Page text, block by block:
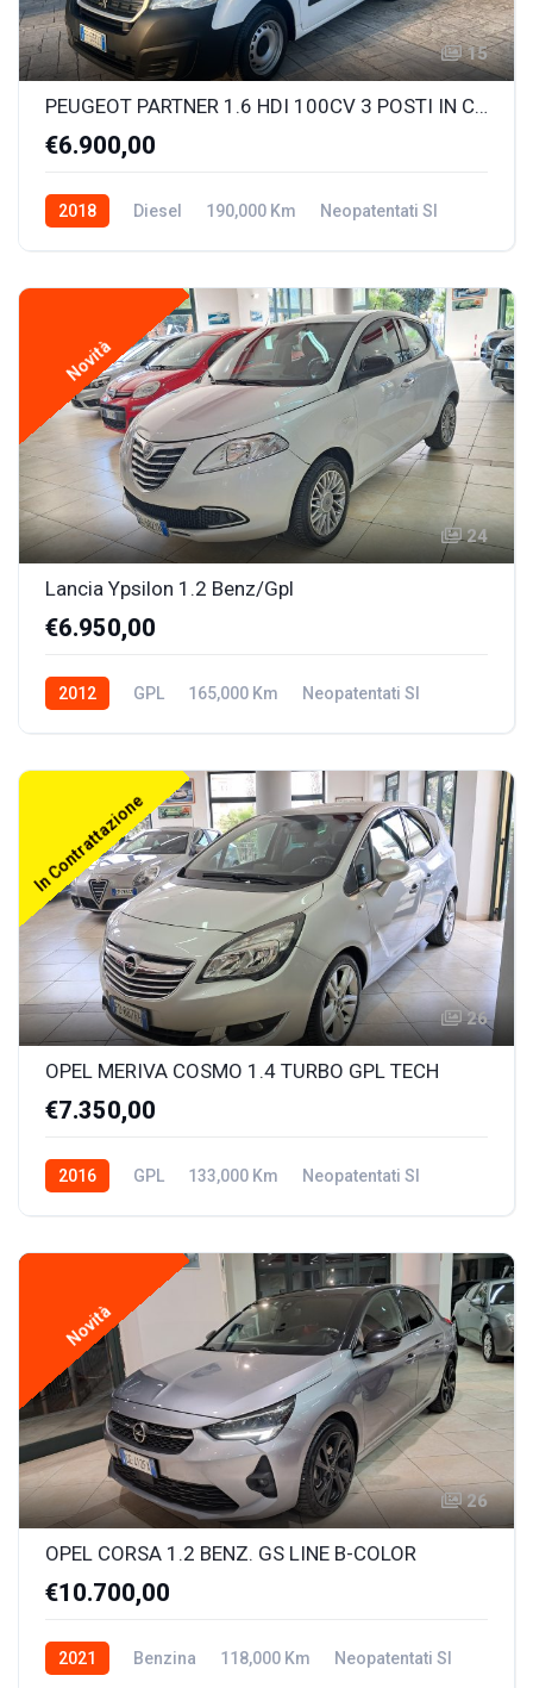
15
PEUGEOT PARTNER 1.6 HDI 100CV 3 POSTI IN CABINA
€6.900,00
2018 Diesel 190,000 Km Neopatentati SI
Novità
24
Lancia Ypsilon 1.2 Benz/Gpl
€6.950,00
2012 GPL 165,000 Km Neopatentati SI
In Contrattazione
26
OPEL MERIVA COSMO 1.4 TURBO GPL TECH
€7.350,00
2016 GPL 133,000 Km Neopatentati SI
Novità
26
OPEL CORSA 1.2 BENZ. GS LINE B-COLOR
€10.700,00
2021 Benzina 118,000 Km Neopatentati SI